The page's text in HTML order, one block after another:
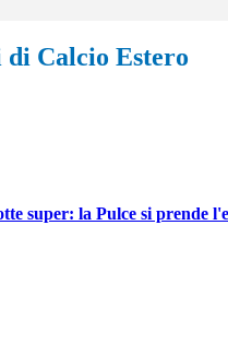
Calcio Estero
super: la Pulce si prende